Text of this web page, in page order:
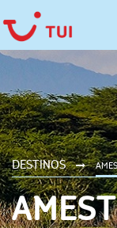
DESTINOS